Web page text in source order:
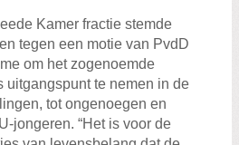
Kamer fractie stemde
tegen een motie van PvdD
om het zogenoemde
uitgangspunt te nemen in de
tot ongenoegen en
jongeren. “Het is voor de